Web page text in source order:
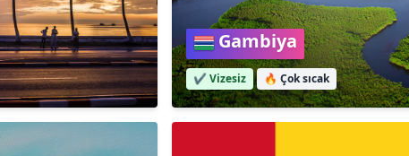
Gambiya
✔️ Vizesiz 🔥 Çok sıcak